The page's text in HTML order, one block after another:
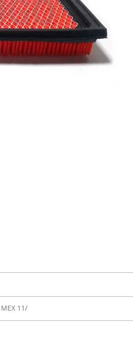
MEX 11/